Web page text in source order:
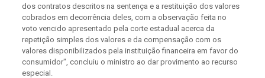
dos contratos descritos na sentença e a restituição dos valores
cobrados em decorrência deles, com a observação feita no
voto vencido apresentado pela corte estadual acerca da
repetição simples dos valores e da compensação com os
valores disponibilizados pela instituição financeira em favor do
consumidor", concluiu o ministro ao dar provimento ao recurso
especial.